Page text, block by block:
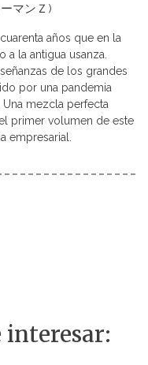
マンＺ)
años que en la
a la antigua usanza.
de los grandes
por una pandemia
mezcla perfecta
primer volumen de este
empresarial.
interesar: